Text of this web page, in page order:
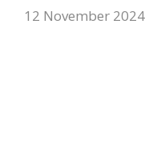
12 November 2024